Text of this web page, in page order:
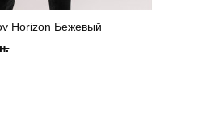
Horizon Бежевый